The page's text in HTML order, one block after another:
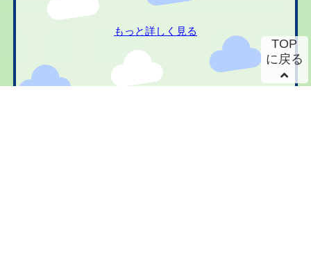
もっと詳しく見る
TOP
に戻る